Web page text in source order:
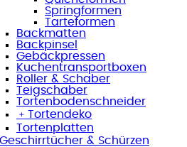
Springformen
Tarteformen
Backmatten
Backpinsel
Gebäckpressen
Kuchentransportboxen
Roller & Schaber
Teigschaber
Tortenbodenschneider
﹢ Tortendeko
Tortenplatten
Geschirrtücher & Schürzen